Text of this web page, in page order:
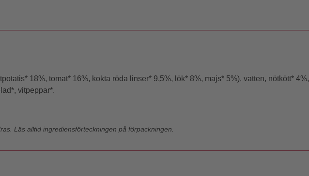
18%, tomat* 16%, kokta röda linser* 9,5%, lök* 8%, majs* 5%), vatten, nötkött* 4%,
vitpeppar*.
Läs alltid ingrediensförteckningen på förpackningen.